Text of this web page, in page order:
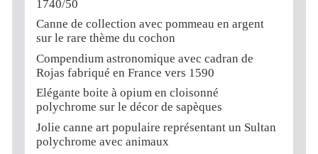
1740/50
Canne de collection avec pommeau en argent
sur le rare thème du cochon
Compendium astronomique avec cadran de
Rojas fabriqué en France vers 1590
Elégante boite à opium en cloisonné
polychrome sur le décor de sapèques
Jolie canne art populaire représentant un Sultan
polychrome avec animaux